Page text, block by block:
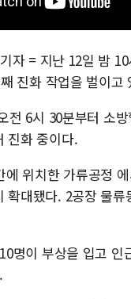
자 = 지난 12일 밤
진화 작업을 벌이고
전 6시 30분부터 소
진화 중이다.
위치한 가류공정
확대됐다. 2공장 물
명이 부상을 입고